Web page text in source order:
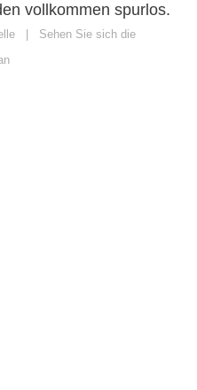
vollkommen spurlos.
Sehen Sie sich die